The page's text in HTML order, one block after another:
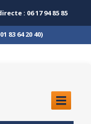
: 06 17 94 85 85
83 64 20 40)